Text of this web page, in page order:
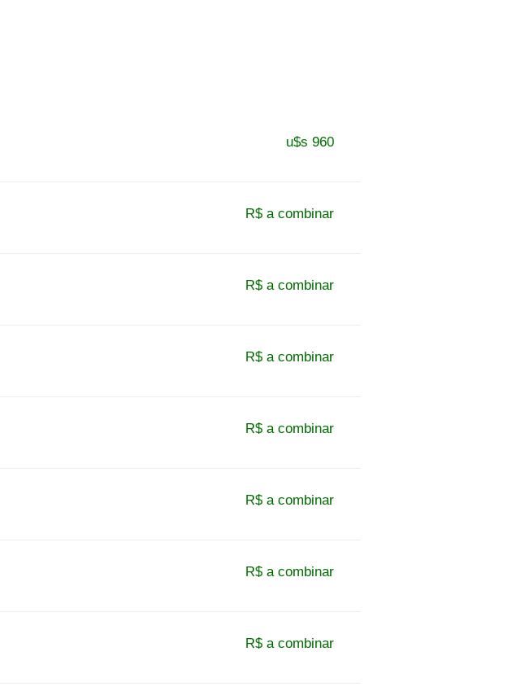
u$s 960
R$ a combinar
R$ a combinar
R$ a combinar
R$ a combinar
R$ a combinar
R$ a combinar
R$ a combinar